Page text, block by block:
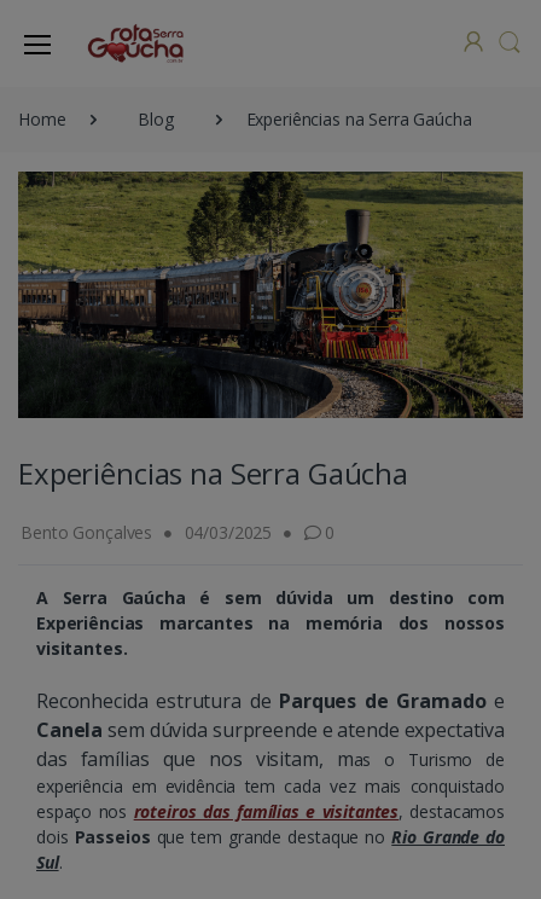
Home Blog Experiências na Serra Gaúcha
Experiências na Serra Gaúcha
Bento Gonçalves 04/03/2025 0
A Serra Gaúcha é sem dúvida um destino com
Experiências marcantes na memória dos nossos
visitantes.
Reconhecida estrutura de Parques de Gramadoe
Canela sem dúvida surpreende e atende expectativa
das famílias que nos visitam, mas o Turismo de
experiência em evidência tem cada vez mais conquistado
espaço nos roteiros das famílias e visitantes, destacamos
dois Passeios que tem grande destaque noRio Grande do
Sul.